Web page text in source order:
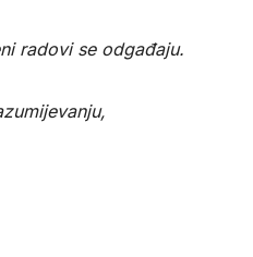
radovi se odgađaju.